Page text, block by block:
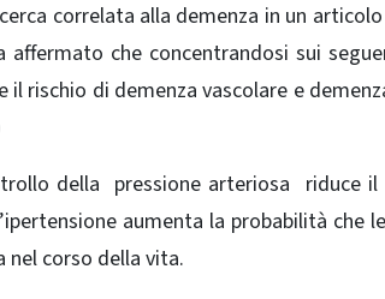
correlata alla demenza in un
affermato che concentrandosi sui
rischio di demenza vascolare e
della pressione arteriosa riduce il
aumenta la probabilità che
nel corso della vita.